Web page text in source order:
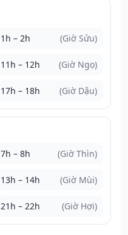
1h – 2h (Giờ Sửu)
11h – 12h (Giờ Ngọ)
17h – 18h (Giờ Dậu)
7h – 8h (Giờ Thìn)
13h – 14h (Giờ Mùi)
21h – 22h (Giờ Hợi)